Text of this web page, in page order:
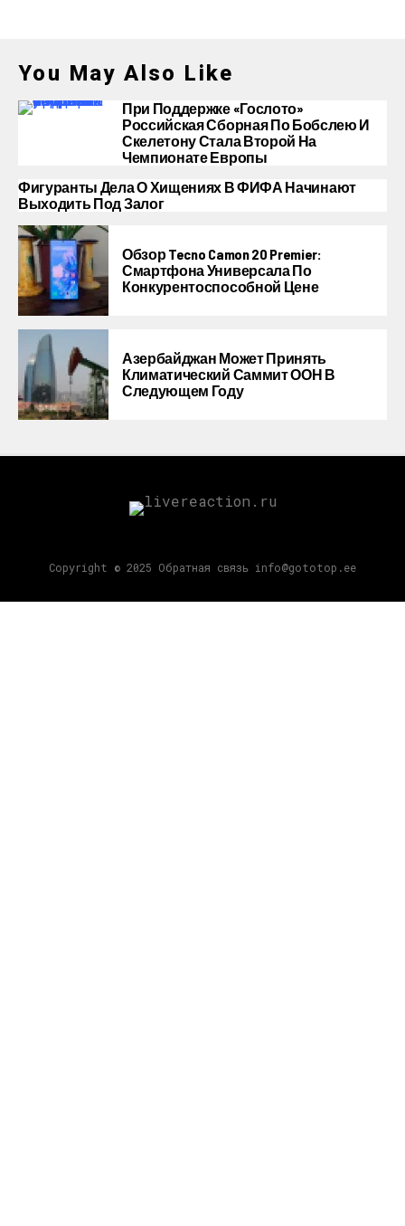
You May Also Like
При Поддержке «Гослото»
Российская Сборная По Бобслею И
Скелетону Стала Второй На
Чемпионате Европы
Фигуранты Дела О Хищениях В ФИФА Начинают
Выходить Под Залог
Обзор Tecno Camon 20 Premier:
Смартфона Универсала По
Конкурентоспособной Цене
Азербайджан Может Принять
Климатический Саммит ООН В
Следующем Году
Copyright © 2025 Обратная связь info@gototop.ee